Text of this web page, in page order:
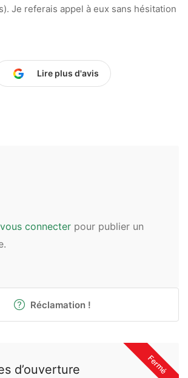
Je referais appel à eux sans hésitation
Lire plus d'avis
vous connecter pour publier un
Réclamation !
Fermé
d’ouverture